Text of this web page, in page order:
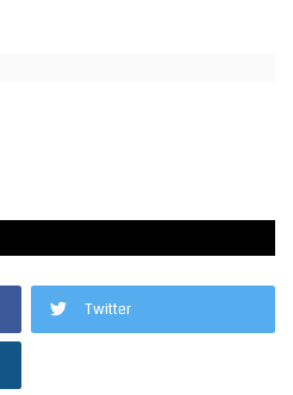
Twitter